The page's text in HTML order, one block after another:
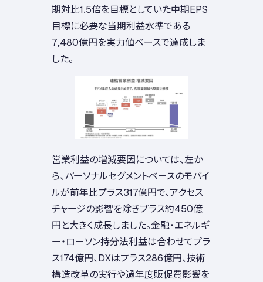
期対比1.5倍を目標としていた中期EPS
目標に必要な当期利益水準である
7,480億円を実力値ベースで達成しま
した。
営業利益の増減要因については、左か
ら、パーソナルセグメントベースのモバイ
ルが前年比プラス317億円で、アクセス
チャージの影響を除きプラス約450億
円と大きく成長しました。金融・エネルギ
ー・ローソン持分法利益は合わせてプラ
ス174億円、DXはプラス286億円、技術
構造改革の実行や過年度販促費影響を